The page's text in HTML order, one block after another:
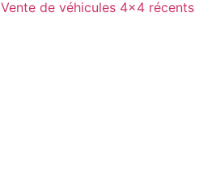
Vente de véhicules 4×4